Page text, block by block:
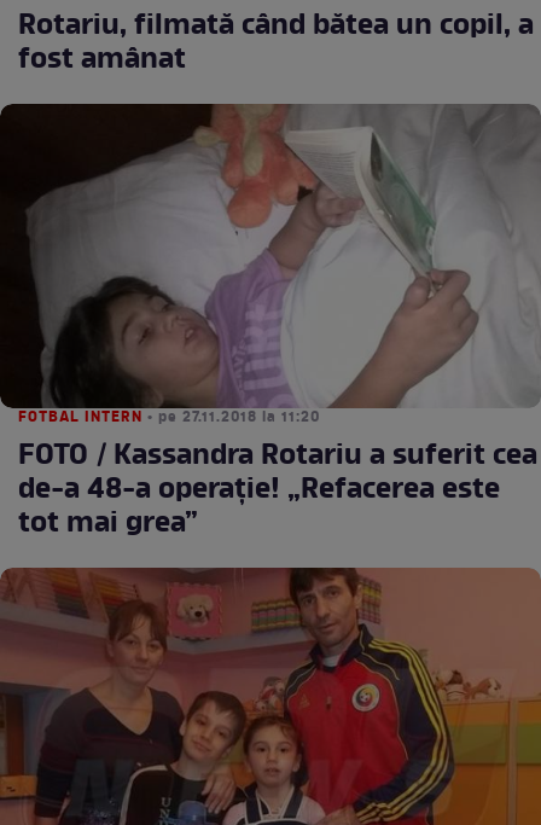
Rotariu, filmată când bătea un copil, a
fost amânat
FOTBAL INTERN • pe 27.11.2018 la 11:20
FOTO / Kassandra Rotariu a suferit cea
de-a 48-a operaţie! „Refacerea este
tot mai grea”